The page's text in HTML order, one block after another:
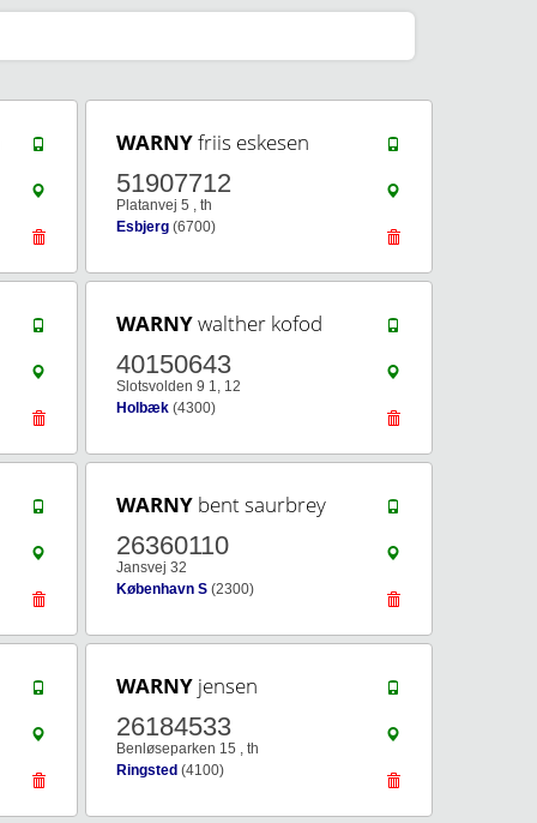
WARNYfriis eskesen
51907712
Platanvej 5 , th
Esbjerg (6700)
WARNYwalther kofod
40150643
Slotsvolden 9 1, 12
Holbæk (4300)
WARNY bent saurbrey
26360110
Jansvej 32
København S (2300)
WARNY jensen
26184533
Benløseparken 15 , th
Ringsted (4100)